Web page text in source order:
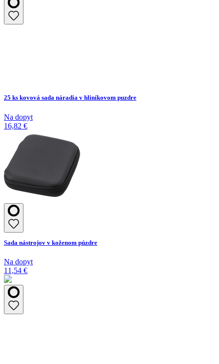
25 ks kovová sada náradia v hliníkovom puzdre
Na dopyt
16,82 €
Sada nástrojov v koženom púzdre
Na dopyt
11,54 €